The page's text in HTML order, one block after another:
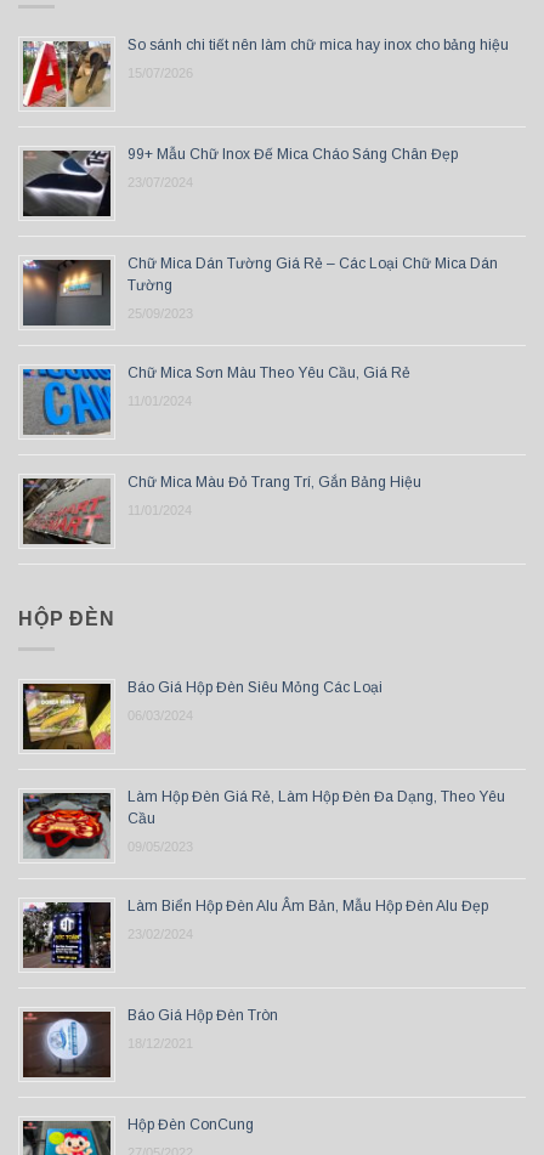
So sánh chi tiết nên làm chữ mica hay inox cho bảng hiệu
15/07/2026
99+ Mẫu Chữ Inox Đế Mica Cháo Sáng Chân Đẹp
23/07/2024
Chữ Mica Dán Tường Giá Rẻ – Các Loại Chữ Mica Dán
Tường
25/09/2023
Chữ Mica Sơn Màu Theo Yêu Cầu, Giá Rẻ
11/01/2024
Chữ Mica Màu Đỏ Trang Trí, Gắn Bảng Hiệu
11/01/2024
HỘP ĐÈN
Báo Giá Hộp Đèn Siêu Mỏng Các Loại
06/03/2024
Làm Hộp Đèn Giá Rẻ, Làm Hộp Đèn Đa Dạng, Theo Yêu
Cầu
09/05/2023
Làm Biển Hộp Đèn Alu Âm Bản, Mẫu Hộp Đèn Alu Đẹp
23/02/2024
Báo Giá Hộp Đèn Tròn
18/12/2021
Hộp Đèn ConCung
27/05/2022